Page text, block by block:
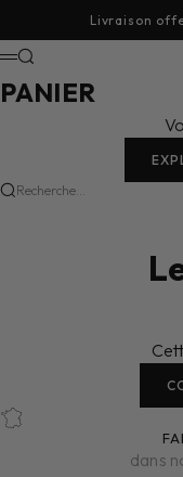
Passer au contenu
Livraison
Menu
Recherche
PANIER
Recherche...
dans